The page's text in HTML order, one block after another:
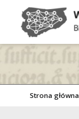
Strona główna